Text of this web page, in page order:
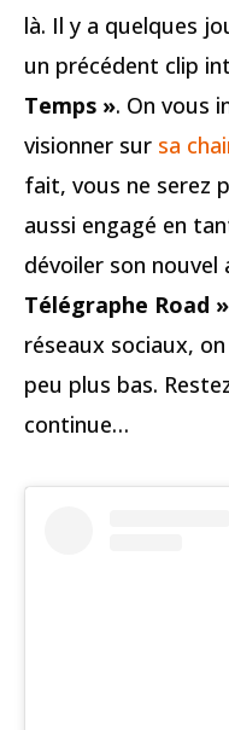
là. Il y a quelques
un précédent clip
Temps ». On vous
visionner sur sa
fait, vous ne serez
aussi engagé en
dévoiler son
Télégraphe Road »
réseaux sociaux,
peu plus bas.
continue…